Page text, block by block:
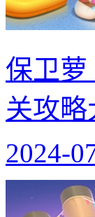
保卫萝
关攻略
2024-